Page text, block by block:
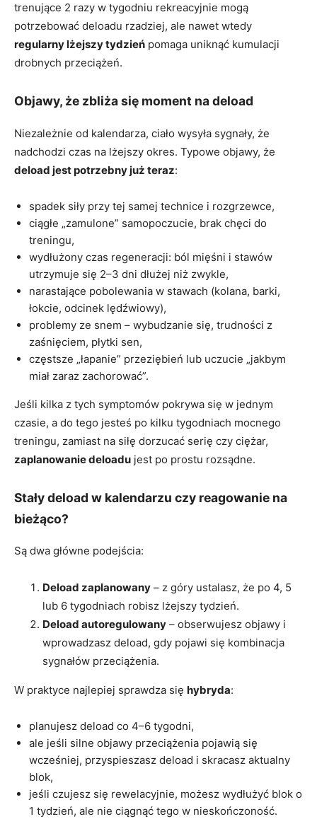
trenujące 2 razy w tygodniu rekreacyjnie mogą
potrzebować deloadu rzadziej, ale nawet wtedy
regularny lżejszy tydzień pomaga uniknąć kumulacji
drobnych przeciążeń.
Objawy, że zbliża się moment na deload
Niezależnie od kalendarza, ciało wysyła sygnały, że
nadchodzi czas na lżejszy okres. Typowe objawy, że
deload jest potrzebny już teraz:
spadek siły przy tej samej technice i rozgrzewce,
ciągłe „zamulone” samopoczucie, brak chęci do
treningu,
wydłużony czas regeneracji: ból mięśni i stawów
utrzymuje się 2–3 dni dłużej niż zwykle,
narastające pobolewania w stawach (kolana, barki,
łokcie, odcinek lędźwiowy),
problemy ze snem – wybudzanie się, trudności z
zaśnięciem, płytki sen,
częstsze „łapanie” przeziębień lub uczucie „jakbym
miał zaraz zachorować”.
Jeśli kilka z tych symptomów pokrywa się w jednym
czasie, a do tego jesteś po kilku tygodniach mocnego
treningu, zamiast na siłę dorzucać serię czy ciężar,
zaplanowanie deloadu jest po prostu rozsądne.
Stały deload w kalendarzu czy reagowanie na
bieżąco?
Są dwa główne podejścia:
Deload zaplanowany – z góry ustalasz, że po 4, 5
lub 6 tygodniach robisz lżejszy tydzień.
Deload autoregulowany – obserwujesz objawy i
wprowadzasz deload, gdy pojawi się kombinacja
sygnałów przeciążenia.
W praktyce najlepiej sprawdza się hybryda:
planujesz deload co 4–6 tygodni,
ale jeśli silne objawy przeciążenia pojawią się
wcześniej, przyspieszasz deload i skracasz aktualny
blok,
jeśli czujesz się rewelacyjnie, możesz wydłużyć blok o
1 tydzień, ale nie ciągnąć tego w nieskończoność.